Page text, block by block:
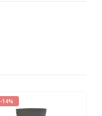
-14%